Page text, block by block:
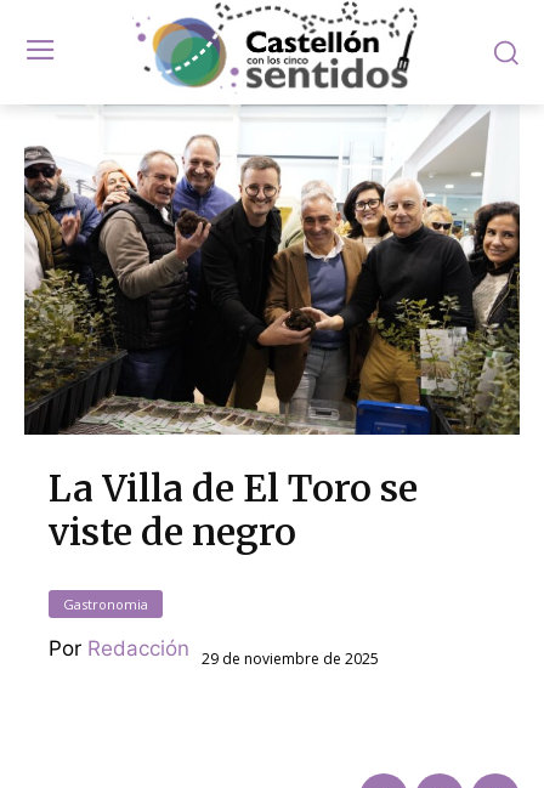
La Villa de El Toro se
viste de negro
Gastronomia
Por Redacción 29 de noviembre de 2025